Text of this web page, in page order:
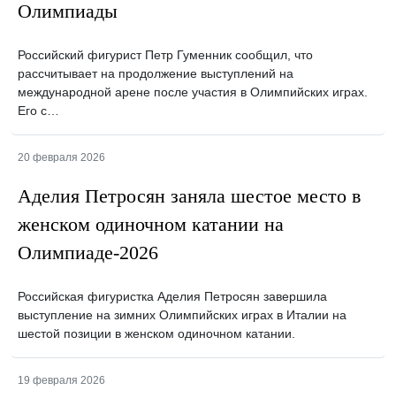
Олимпиады
Российский фигурист Петр Гуменник сообщил, что
рассчитывает на продолжение выступлений на
международной арене после участия в Олимпийских играх.
Его с…
20 февраля 2026
Аделия Петросян заняла шестое место в
женском одиночном катании на
Олимпиаде-2026
Российская фигуристка Аделия Петросян завершила
выступление на зимних Олимпийских играх в Италии на
шестой позиции в женском одиночном катании.
19 февраля 2026